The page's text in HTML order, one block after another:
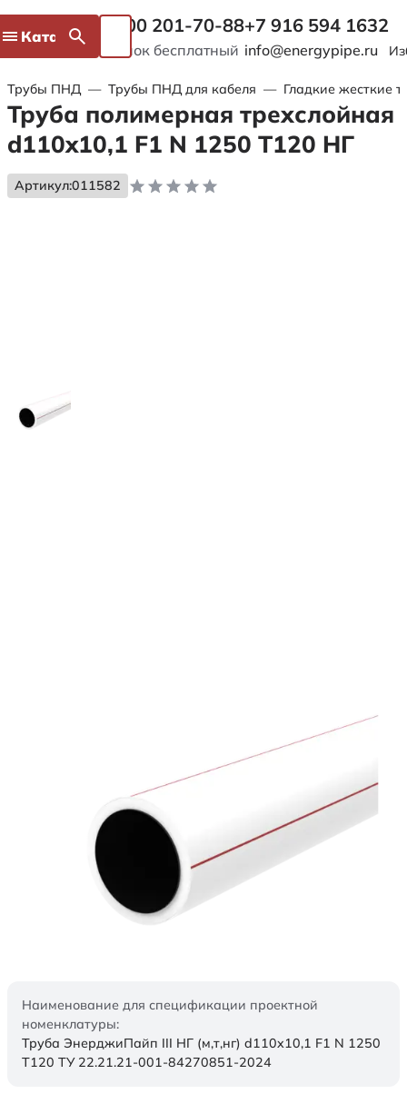
Каталог 8 800 201-70-88
Звонок бесплатный
+7 916 594 1632
info@energypipe.ru
Трубы ПНД — Трубы ПНД для кабеля — Гладкие жесткие
Труба полимерная трехслойная
d110x10,1 F1 N 1250 Т120 НГ
Артикул:011582
Наименование для спецификации проектной
номенклатуры:
Труба ЭнерджиПайп III НГ (м,т,нг) d110x10,1 F1 N 1250
Т120 ТУ 22.21.21-001-84270851-2024